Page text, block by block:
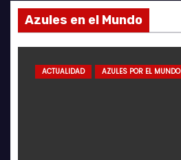
Azules en el Mundo
ACTUALIDAD AZULES POR EL MUNDO